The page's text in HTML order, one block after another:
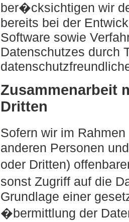
ber�cksichtigen wir
bereits bei der
Software sowie
Datenschutzes durch
Zusammenarbeit
Dritten
Sofern wir im
anderen Personen
oder Dritten)
sonst Zugriff auf die
Grundlage einer
�bermittlung der